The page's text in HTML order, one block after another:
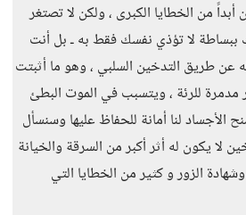
من الخطايا الكبرى ، ولكن لا تصتغر
لا تؤذي نفسك فقط به ـ بل أنت
عن طريق التدخين السلبي ، وهو ما أثبتت
مدمرة للرئة ، ويتسبب في الموت البطئ
الأجساد لنا أمانة للحفاظ عليها وسنسأل
لا يكون له أثر أكبر من السرقة والخيانة
وشهادة الزور و كثير من الخطايا التي